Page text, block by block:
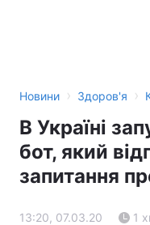
Новини › Здоров'я ›
В Україні
бот, який
запитання
13:20, 07.03.20 1